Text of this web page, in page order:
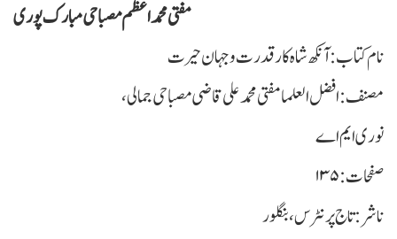
مفتی محمد اعظم مصباحی مبارک پوری
نام کتاب : آنکھ شاہ کار قدرت و جہان حیرت
مصنف : افضل العلما مفتی محمد علی قاضی مصباحی جمالی،
نوری ایم اے
صفحات : ۱۳۵
ناشر : تاج پرنٹرس ، بنگلور